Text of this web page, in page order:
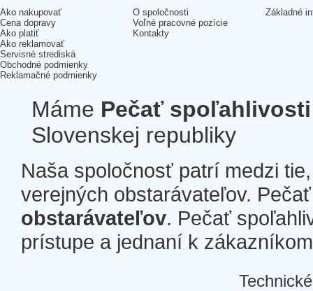
Ako nakupovať
Cena dopravy
Ako platiť
Ako reklamovať
Servisné strediská
Obchodné podmienky
Reklamačné podmienky
O spoločnosti
Voľné pracovné pozície
Kontakty
Základné
Máme Pečať spoľahlivosti
Slovenskej republiky
Naša spoločnosť patrí medzi
verejných obstarávateľov.
obstarávateľov. Pečať
prístupe a jednaní k